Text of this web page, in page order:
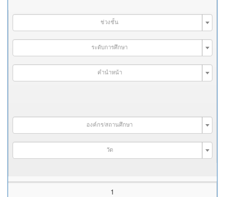
ช่วงชั้น
ระดับการศึกษา
คำนำหน้า
องค์กร/สถานศึกษา
วัด
1